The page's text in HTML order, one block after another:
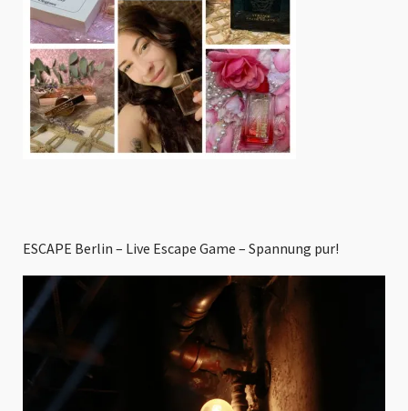
ESCAPE Berlin – Live Escape Game – Spannung pur!